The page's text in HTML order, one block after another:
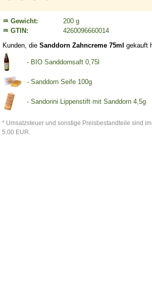
♒ Gewicht:
200 g
♒ GTIN:
4260096660014
Kunden, die Sanddorn Zahncreme 75ml gekauft
- BIO Sanddornsaft 0,75l
- Sanddorn Seife 100g
- Sandorini Lippenstift mit Sanddorn 4,5g
* Umsatzsteuer und sonstige Preisbestandteile sind
5,00 EUR.